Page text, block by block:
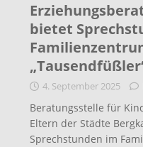
bietet
4. September 2025
Beratungsstelle für
Eltern der Städte
Sprechstunden im